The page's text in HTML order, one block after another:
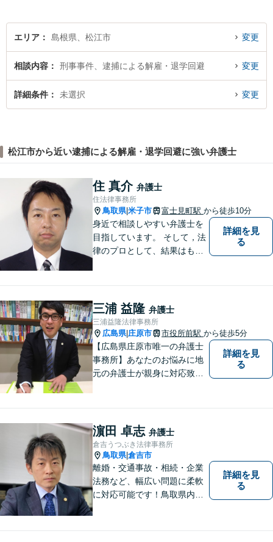
い。
エリア 島根県、松江市 変更
相談内容 刑事事件、逮捕による解雇・退学回避 変更
詳細条件 未選択 変更
松江市から近い逮捕による解雇・退学回避に強い弁護士
住 真介 弁護士
住法律事務所
鳥取県|米子市 富士見町駅 から徒歩10分
身近で相談しやすい弁護士を
目指しています。 そして，法
律のプロとして、結果はもち
依頼者様の心を理解し，寄り
添いながら問題い解決のサポ
ートを心がけています。
詳細を見
る
三浦 益隆 弁護士
三浦益隆法律事務所
広島県| 庄原市 市役所前駅 から徒歩5分
【広島県庄原市唯一の弁護士
事務所】あなたのお悩みに地
元の弁護士が親身に対応致し
詳細を見
る
濵田 卓志 弁護士
倉吉うつぶき法律事務所
鳥取県|倉吉市
離婚・交通事故・相続・企業
法務など、幅広い問題に柔軟
に対応可能です！鳥取県内の
をしてもいいのか」と迷われ
詳細を見
る